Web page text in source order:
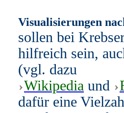
Visualisierungen
sollen bei
hilfreich sein,
(vgl. dazu
Wikipedia und
dafür eine